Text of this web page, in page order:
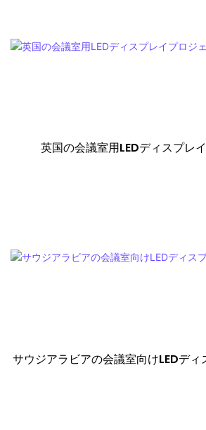
英国の会議室用LEDディスプレ
サウジアラビアの会議室向けLEDデ